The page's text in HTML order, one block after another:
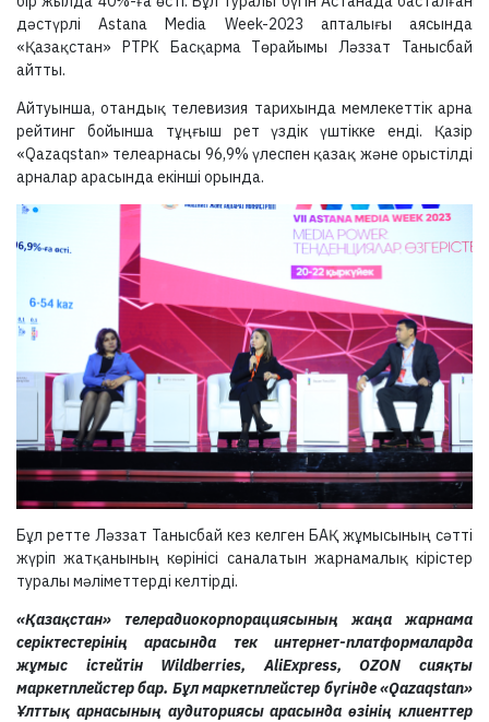
дәстүрлі Astana Media Week-2023 апталығы аясында
«Қазақстан» РТРК Басқарма Төрайымы Ләззат Танысбай
айтты.
Айтуынша, отандық телевизия тарихында мемлекеттік арна
рейтинг бойынша тұңғыш рет үздік үштікке енді. Қазір
«Qazaqstan» телеарнасы 96,9% үлеспен қазақ және орыстілді
арналар арасында екінші орында.
Бұл ретте Ләззат Танысбай кез келген БАҚ жұмысының сәтті
жүріп жатқанының көрінісі саналатын жарнамалық кірістер
туралы мәліметтерді келтірді.
«Қазақстан» телерадиокорпорациясының жаңа жарнама
серіктестерінің арасында тек интернет-платформаларда
жұмыс істейтін Wildberries, AliExpress, OZON сияқты
маркетплейстер бар. Бұл маркетплейстер бүгінде «Qazaqstan»
Ұлттық арнасының аудиториясы арасында өзінің клиенттер